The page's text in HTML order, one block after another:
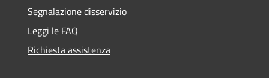
Segnalazione disservizio
Leggi le FAQ
Richiesta assistenza